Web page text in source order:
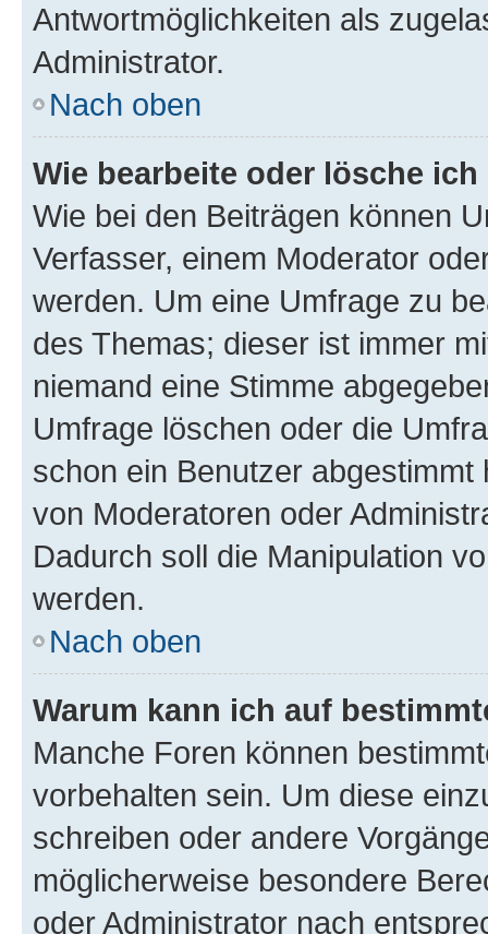
Antwortmöglichkeiten als
Administrator.
Nach oben
Wie bearbeite oder lösche
Wie bei den Beiträgen können
Verfasser, einem Moderator
werden. Um eine Umfrage zu
des Themas; dieser ist immer
niemand eine Stimme
Umfrage löschen oder die
schon ein Benutzer
von Moderatoren oder
Dadurch soll die Manipulation
werden.
Nach oben
Warum kann ich auf
Manche Foren können
vorbehalten sein. Um diese
schreiben oder andere
möglicherweise besondere
oder Administrator nach